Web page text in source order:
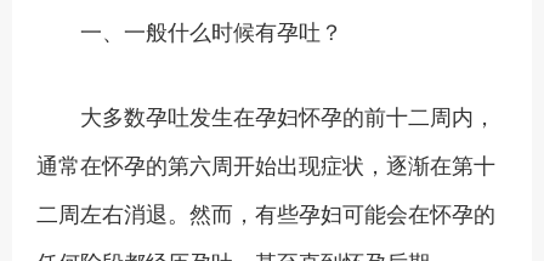
一、一般什么时候有孕吐？
大多数孕吐发生在孕妇怀孕的前十二周内，
通常在怀孕的第六周开始出现症状，逐渐在第十
二周左右消退。然而，有些孕妇可能会在怀孕的